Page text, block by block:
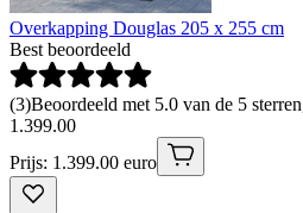
Overkapping Douglas 205 x 255 cm
Best beoordeeld
(3)Beoordeeld met 5.0 van de 5
1 .399.00
Prijs: 1.399.00 euro